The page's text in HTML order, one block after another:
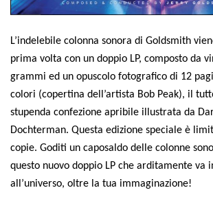
L’indelebile colonna sonora di Goldsmith
prima volta con un doppio LP, composto da
grammi ed un opuscolo fotografico di 12
colori (copertina dell’artista Bob Peak), il
stupenda confezione apribile illustrata da
Dochterman. Questa edizione speciale è
copie. Goditi un caposaldo delle colonne
questo nuovo doppio LP che arditamente va
all’universo, oltre la tua immaginazione!